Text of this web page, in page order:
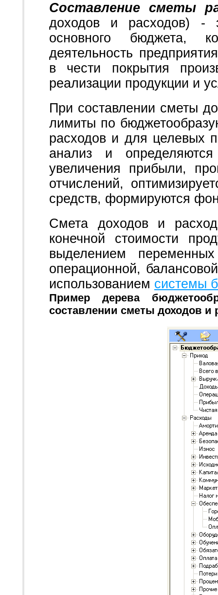
Составление сметы
доходов и расходов) -
основного бюджета,
деятельность
в чести покрытия
реализации продукции и
При составлении сметы
лимиты по
расходов и для целевых
анализ и
увеличения прибыли,
отчислений,
средств, формируются
Смета доходов и
конечной стоимости
выделением
операционной,
использованием системы
Пример дерева
составлении сметы доходов и